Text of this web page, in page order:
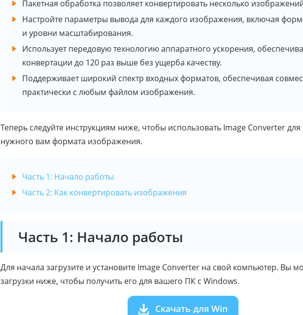
Пакетная обработка позволяет конвертировать несколько
Настройте параметры вывода для каждого изображения, включая
и уровни масштабирования.
Использует передовую технологию аппаратного ускорения,
конвертации до 120 раз выше без ущерба качеству.
Поддерживает широкий спектр входных форматов, обеспечивая
практически с любым файлом изображения.
Теперь следуйте инструкциям ниже, чтобы использовать Image Converter
нужного вам формата изображения.
Часть 1: Начало работы
Часть 2: Как конвертировать изображения
Часть 1: Начало работы
Для начала загрузите и установите Image Converter на свой компьютер. Вы
загрузки ниже, чтобы получить его для вашего ПК с Windows.
Скачать для Win